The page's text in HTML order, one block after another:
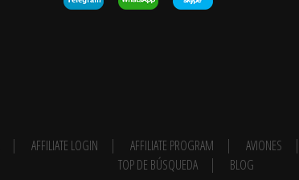
AFFILIATE LOGIN AFFILIATE PROGRAM AVIONES
TOP DE BÚSQUEDA
BLOG